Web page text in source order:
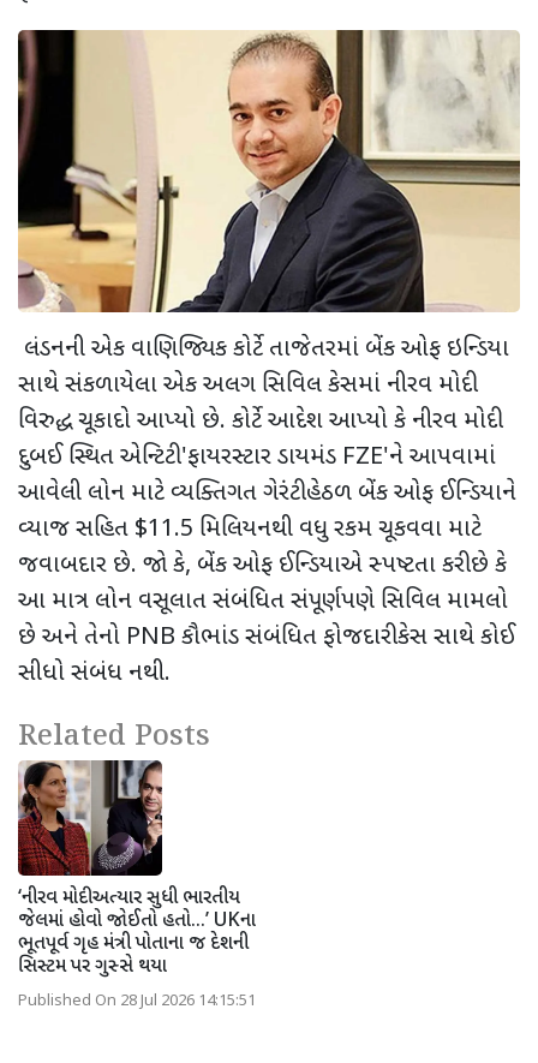
લંડનની એક વાણિજ્યિક કોર્ટે તાજેતરમાં બેંક ઓફ ઇન્ડિયા
સાથે સંકળાયેલા એક અલગ સિવિલ કેસમાં નીરવ મોદી
વિરુદ્ધ ચૂકાદો આપ્યો છે. કોર્ટે આદેશ આપ્યો કે નીરવ મોદી
દુબઈ સ્થિત એન્ટિટી'ફાયરસ્ટાર ડાયમંડ FZE'ને આપવામાં
આવેલી લોન માટે વ્યક્તિગત ગેરંટી હેઠળ બેંક ઓફ ઈન્ડિયાને
વ્યાજ સહિત $11.5 મિલિયનથી વધુ રકમ ચૂકવવા માટે
જવાબદાર છે. જો કે, બેંક ઓફ ઈન્ડિયાએ સ્પષ્ટતા કરી છે કે
આ માત્ર લોન વસૂલાત સંબંધિત સંપૂર્ણપણે સિવિલ મામલો
છે અને તેનો PNB કૌભાંડ સંબંધિત ફોજદારી કેસ સાથે કોઈ
સીધો સંબંધ નથી.
Related Posts
‘નીરવ મોદી અત્યાર સુધી ભારતીય
જેલમાં હોવો જોઈતો હતો...’ UKના
ભૂતપૂર્વ ગૃહ મંત્રી પોતાના જ દેશની
સિસ્ટમ પર ગુસ્સે થયા
Published On 28 Jul 2026 14:15:51